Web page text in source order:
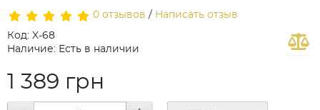
0 отзывов / Написать отзыв
Код: X-68
Наличие: Есть в наличии
1 389 грн